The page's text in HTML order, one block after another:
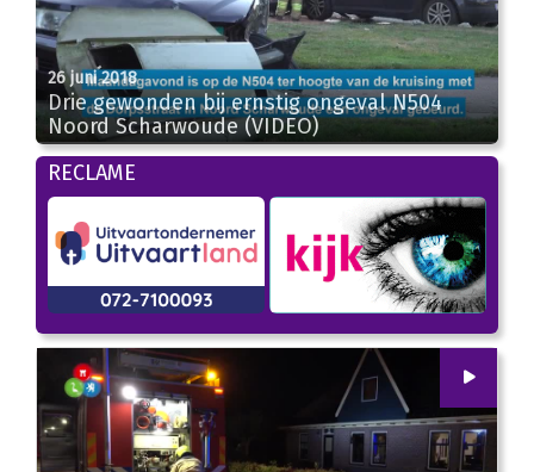
00:32
26 juni 2018
Drie gewonden bij ernstig ongeval N504
Noord Scharwoude (VIDEO)
RECLAME
00:00